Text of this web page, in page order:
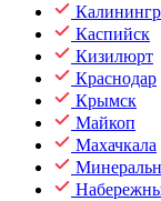
Каспийск
Кизилюрт
Краснодар
Крымск
Майкоп
Махачкала